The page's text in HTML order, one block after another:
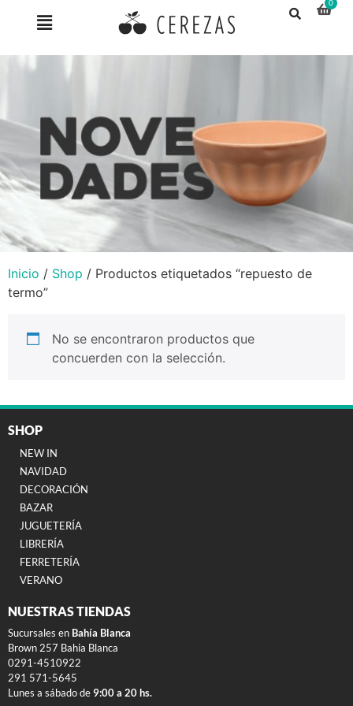
Inicio / Shop / Productos etiquetados “repuesto de
termo”
No se encontraron productos que
concuerden con la selección.
SHOP
NEW IN
NAVIDAD
DECORACIÓN
BAZAR
JUGUETERÍA
LIBRERÍA
FERRETERÍA
VERANO
NUESTRAS TIENDAS
Sucursales en Bahía Blanca
Brown 257 Bahia Blanca
0291-4510922
291 571-5645
Lunes a sábado de 9:00 a 20 hs.